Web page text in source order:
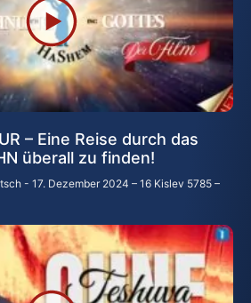
– Eine Reise durch das
überall zu finden!
17. Dezember 2024 – 16 Kislev 5785 –